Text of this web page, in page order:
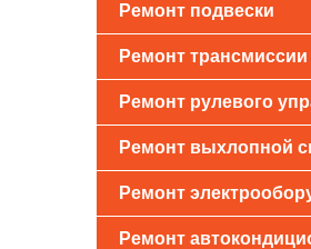
Ремонт подвески
Ремонт трансмиссии
Ремонт рулевого
Ремонт выхлопной
Ремонт
Ремонт